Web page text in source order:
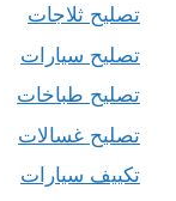
تصليح ثلاجات
تصليح سيارات
تصليح طباخات
تصليح غسالات
تكييف سيارات